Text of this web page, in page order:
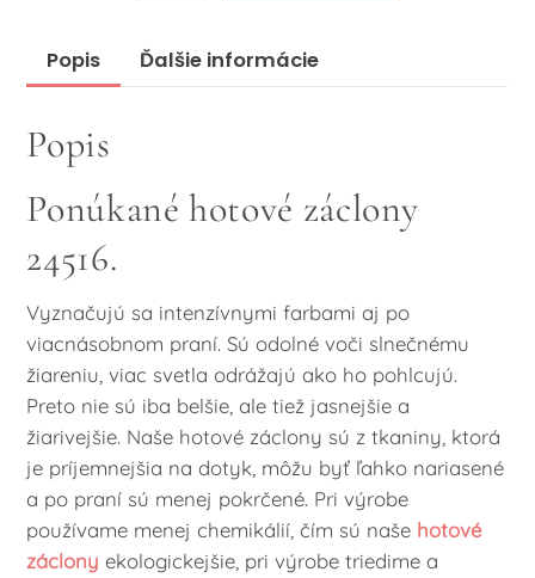
24516
Popis Ďalšie informácie
Popis
Ponúkané hotové záclony
24516.
Vyznačujú sa intenzívnymi farbami aj po
viacnásobnom praní. Sú odolné voči slnečnému
žiareniu, viac svetla odrážajú ako ho pohlcujú.
Preto nie sú iba belšie, ale tiež jasnejšie a
žiarivejšie. Naše hotové záclony sú z tkaniny, ktorá
je príjemnejšia na dotyk, môžu byť ľahko nariasené
a po praní sú menej pokrčené. Pri výrobe
používame menej chemikálií, čím sú naše hotové
záclony ekologickejšie, pri výrobe triedime a